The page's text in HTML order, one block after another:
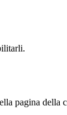
pagina della